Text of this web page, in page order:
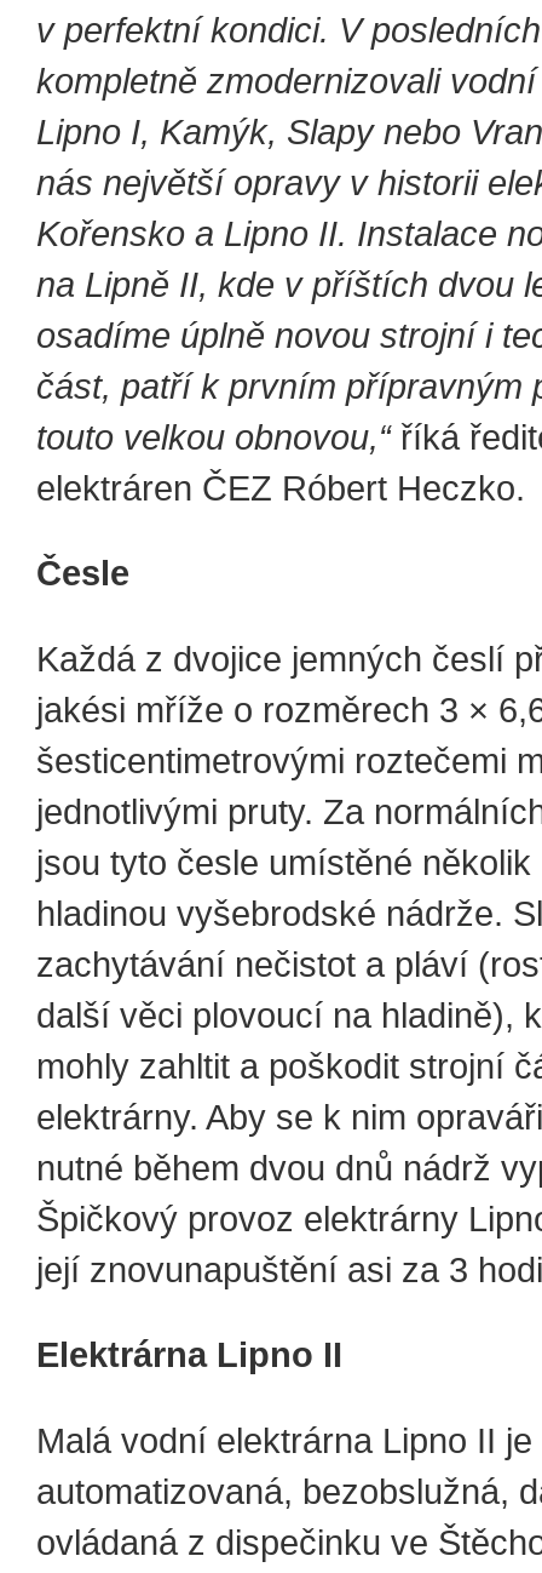
v perfektní kondici. V
kompletně zmodernizovali
Lipno I, Kamýk, Slapy nebo
nás největší opravy v historii
Kořensko a Lipno II. Instalace
na Lipně II, kde v příštích dvou
osadíme úplně novou strojní i
část, patří k prvním přípravným
touto velkou obnovou,“ říká
elektráren ČEZ Róbert Heczko.
Česle
Každá z dvojice jemných česlí
jakési mříže o rozměrech 3 ×
šesticentimetrovými roztečemi
jednotlivými pruty. Za
jsou tyto česle umístěné několik
hladinou vyšebrodské nádrže.
zachytávání nečistot a pláví
další věci plovoucí na hladině),
mohly zahltit a poškodit strojní
elektrárny. Aby se k nim
nutné během dvou dnů nádrž
Špičkový provoz elektrárny
její znovunapuštění asi za 3
Elektrárna Lipno II
Malá vodní elektrárna Lipno II je
automatizovaná, bezobslužná,
ovládaná z dispečinku ve